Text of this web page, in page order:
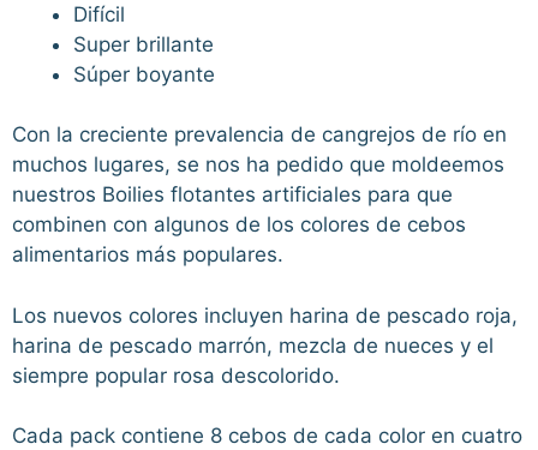
Difícil
Super brillante
Súper boyante
Con la creciente prevalencia de cangrejos de río en
muchos lugares, se nos ha pedido que moldeemos
nuestros Boilies flotantes artificiales para que
combinen con algunos de los colores de cebos
alimentarios más populares.
Los nuevos colores incluyen harina de pescado roja,
harina de pescado marrón, mezcla de nueces y el
siempre popular rosa descolorido.
Cada pack contiene 8 cebos de cada color en cuatro